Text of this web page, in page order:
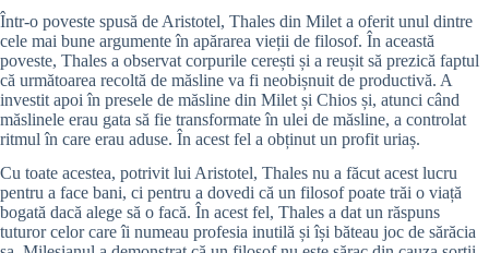
Într-o poveste spusă de Aristotel, Thales din Milet a oferit unul dintre
cele mai bune argumente în apărarea vieții de filosof. În această
poveste, Thales a observat corpurile cerești și a reușit să prezică faptul
că următoarea recoltă de măsline va fi neobișnuit de productivă. A
investit apoi în presele de măsline din Milet și Chios și, atunci când
măslinele erau gata să fie transformate în ulei de măsline, a controlat
ritmul în care erau aduse. În acest fel a obținut un profit uriaș.
Cu toate acestea, potrivit lui Aristotel, Thales nu a făcut acest lucru
pentru a face bani, ci pentru a dovedi că un filosof poate trăi o viață
bogată dacă alege să o facă. În acest fel, Thales a dat un răspuns
tuturor celor care îi numeau profesia inutilă și își băteau joc de sărăcia